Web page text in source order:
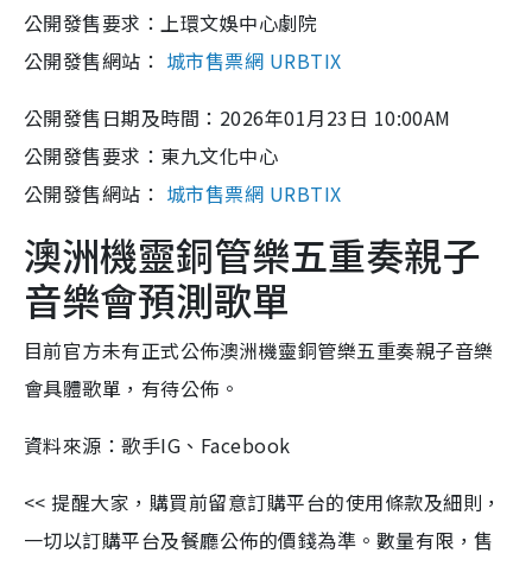
公開發售要求：上環文娛中心劇院
公開發售網站： 城市售票網 URBTIX
公開發售日期及時間：2026年01月23日 10:00AM
公開發售要求：東九文化中心
公開發售網站： 城市售票網 URBTIX
澳洲機靈銅管樂五重奏親子
音樂會預測歌單
目前官方未有正式公佈澳洲機靈銅管樂五重奏親子音樂
會具體歌單，有待公佈。
資料來源：歌手IG、Facebook
<< 提醒大家，購買前留意訂購平台的使用條款及細則，
一切以訂購平台及餐廳公佈的價錢為準。數量有限，售